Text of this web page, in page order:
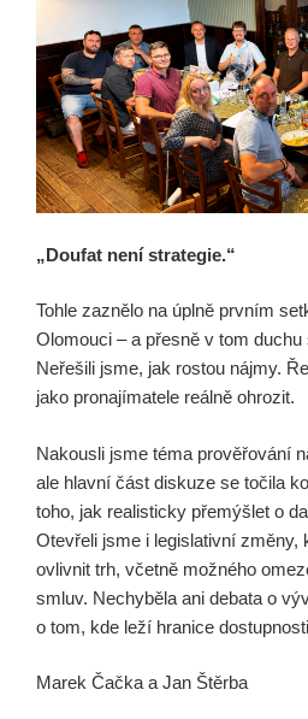
„Doufat není strategie.“
Tohle zaznělo na úplně prvním
Olomouci – a přesně v tom
Neřešili jsme, jak rostou nájmy.
jako pronajímatele reálně ohrozit.
Nakousli jsme téma prověřování
ale hlavní část diskuze se točila
toho, jak realisticky přemýšlet o
Otevřeli jsme i legislativní změny,
ovlivnit trh, včetně možného
smluv. Nechyběla ani debata o
o tom, kde leží hranice
Marek Čačka a Jan Štěrba